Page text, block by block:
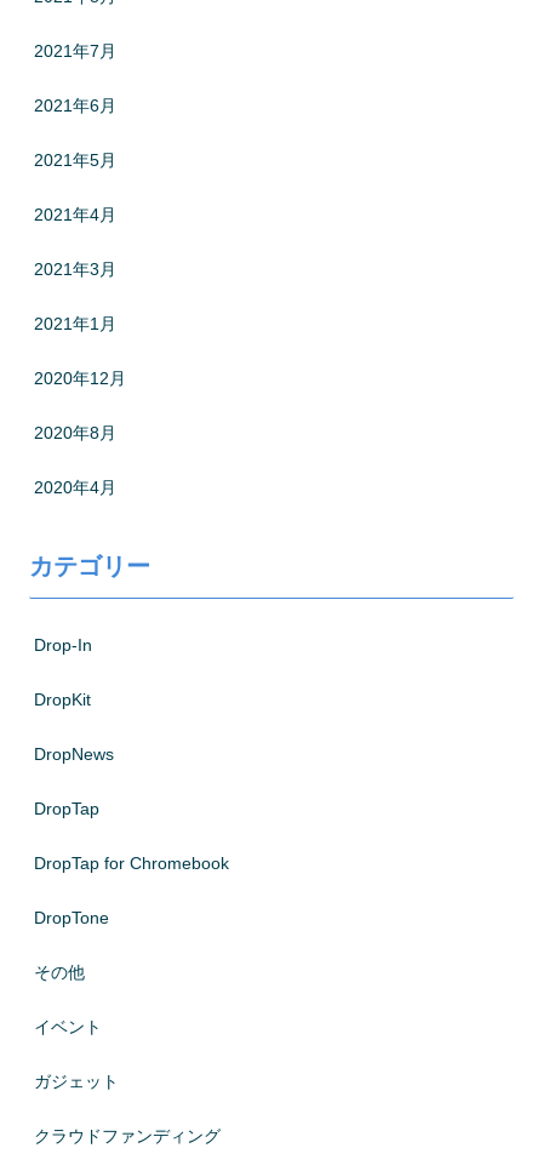
2021年7月
2021年6月
2021年5月
2021年4月
2021年3月
2021年1月
2020年12月
2020年8月
2020年4月
カテゴリー
Drop-In
DropKit
DropNews
DropTap
DropTap for Chromebook
DropTone
その他
イベント
ガジェット
クラウドファンディング